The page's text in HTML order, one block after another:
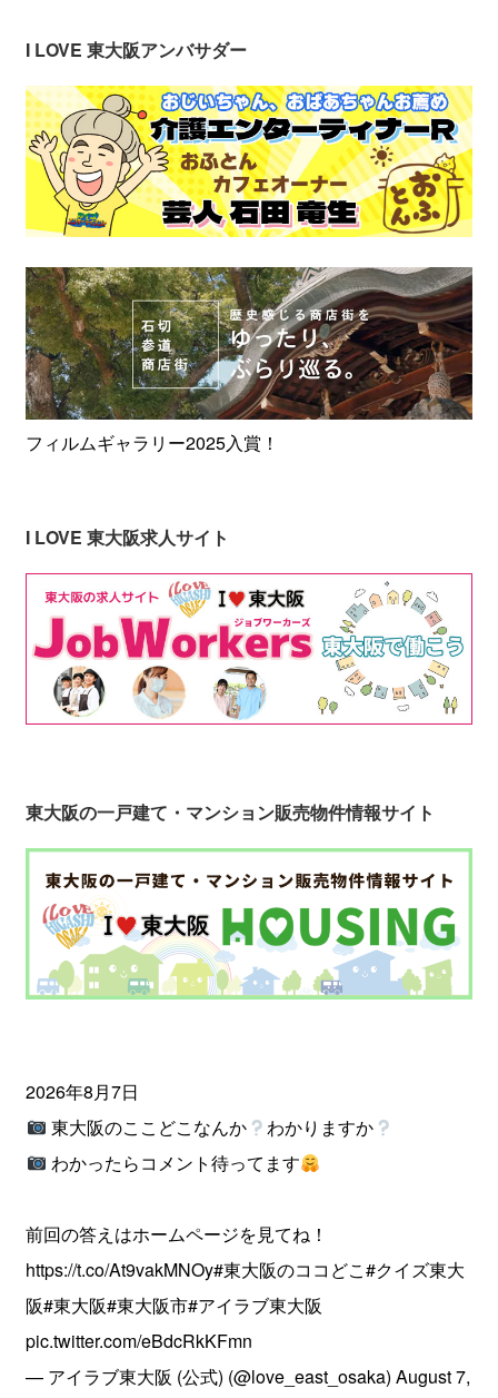
I LOVE 東大阪アンバサダー
フィルムギャラリー2025入賞！
I LOVE 東大阪求人サイト
東大阪の一戸建て・マンション販売物件情報サイト
2026年8月7日
東大阪のここどこなんか
わかりますか
わかったらコメント待ってます
前回の答えはホームページを見てね！
https://t.co/At9vakMNOy#東大阪のココどこ#クイズ東大
阪#東大阪#東大阪市#アイラブ東大阪
pic.twitter.com/eBdcRkKFmn
— アイラブ東大阪 (公式) (@love_east_osaka)August 7,